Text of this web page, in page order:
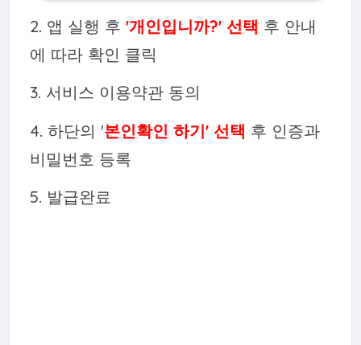
2. 앱 실행 후 '개인입니까?' 선택 후 안내
에 따라 확인 클릭
3. 서비스 이용약관 동의
4. 하단의 '본인확인 하기' 선택 후 인증과
비밀번호 등록
5. 발급완료